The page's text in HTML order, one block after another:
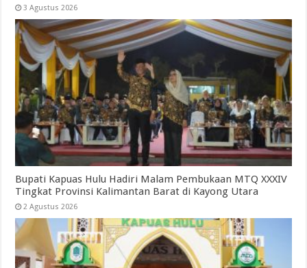
3 Agustus 2026
Bupati Kapuas Hulu Hadiri Malam Pembukaan MTQ XXXIV
Tingkat Provinsi Kalimantan Barat di Kayong Utara
2 Agustus 2026